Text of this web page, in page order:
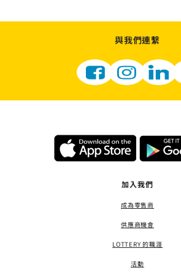
與我們連繫
加入我們
成為零售商
供應商機會
LOTTERY 的職涯
活動